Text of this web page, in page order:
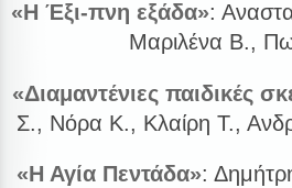
«Η Έξι-πνη εξάδα»:
Μαριλένα Β.,
«Διαμαντένιες παιδικές
Σ., Νόρα Κ., Κλαίρη Τ.,
«Η Αγία Πεντάδα»: